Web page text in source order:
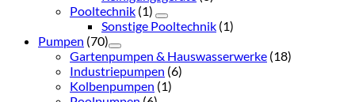
Pooltechnik (1)
Sonstige Pooltechnik (1)
Pumpen (70)
Gartenpumpen & Hauswasserwerke (18)
Industriepumpen (6)
Kolbenpumpen (1)